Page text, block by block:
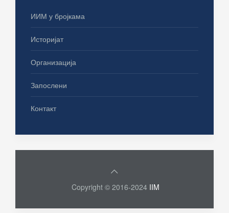
ИИМ у бројкама
Историјат
Организација
Запослени
Контакт
Copyright © 2016-2024 IIM